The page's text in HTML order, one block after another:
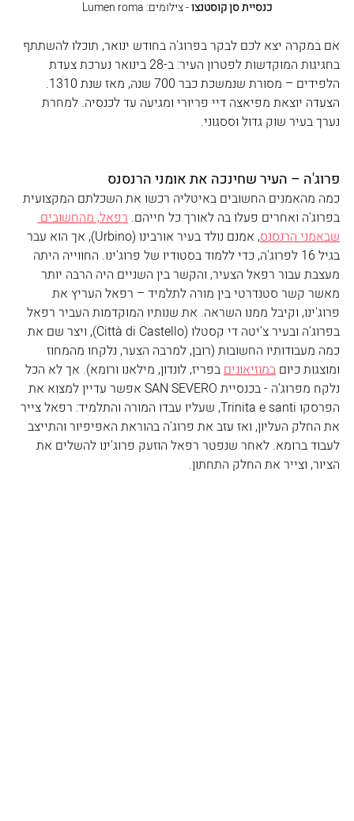
כנסיית סן קוסטנצו - צילומים: Lumen roma
אם במקרה יצא לכם לבקר בפרוג'ה בחודש ינואר, תוכלו להשתתף
בחגיגות המוקדשות לפטרון העיר: ב-28 בינואר נערכת צעדת
הלפידים – מסורת שנמשכת כבר 700 שנה, מאז שנת 1310.
הצעדה יוצאת מפיאצה דיי פריורי ומגיעה עד לכנסיה. למחרת
נערך בעיר שוק גדול וססגוני.
פרוג'ה – העיר שחינכה את אומני הרנסנס
כמה מהאמנים החשובים באיטליה רכשו את השכלתם המקצועית
בפרוג'ה ואחרים פעלו בה לאורך כל חייהם. רפאל, מהחשובים
שבאמני הרנסנס
, אמנם נולד בעיר אורבינו (Urbino), אך הוא עבר
בגיל 16 לפרוג'ה, כדי ללמוד בסטודיו של פרוג'ינו. החווייה היתה
מעצבת עבור רפאל הצעיר, והקשר בין השניים היה הרבה יותר
מאשר קשר סטנדרטי בין מורה לתלמיד – רפאל העריץ את
פרוג'ינו, וקיבל ממנו השראה. את שנותיו המוקדמות העביר רפאל
בפרוג'ה ובעיר צ'יטה די קסטלו (Città di Castello), ויצר שם את
כמה מעבודותיו החשובות (רובן, למרבה הצער, נלקחו מהמחוז
ומוצגות כיום במוזיאונים בפריז, לונדון, מילאנו ורומא). אך לא הכל
נלקח מפרוג'ה - בכנסיית SAN SEVERO אפשר עדיין למצוא את
הפרסקו Trinita e santi, שעליו עבדו המורה והתלמיד: רפאל צייר
את החלק העליון, ואז עזב את פרוג'ה בהוראת האפיפיור והתייצב
לעבוד ברומא. לאחר שנפטר רפאל הוזעק פרוג'ינו להשלים את
הציור, וצייר את החלק התחתון.